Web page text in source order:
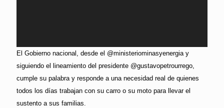
El Gobierno nacional, desde el @ministeriominasyenergia y
siguiendo el lineamiento del presidente @gustavopetrourrego,
cumple su palabra y responde a una necesidad real de quienes
todos los días trabajan con su carro o su moto para llevar el
sustento a sus familias.